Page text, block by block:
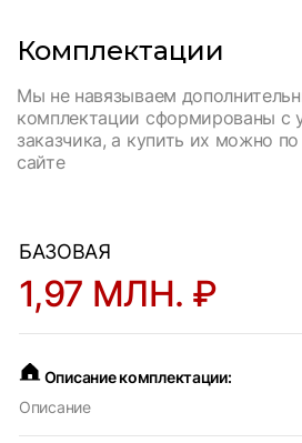
Комплектации
Мы не навязываем
комплектации сформированы с
заказчика, а купить их можно
сайте
БАЗОВАЯ
1,97 МЛН. ₽
Описание комплектации:
Описание